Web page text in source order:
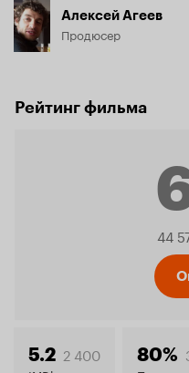
Алексей Агеев
Продюсер
Рейтинг фильма
44
5.2 2 400 80%